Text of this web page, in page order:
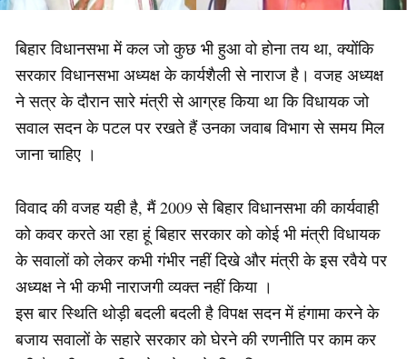
बिहार विधानसभा में कल जो कुछ भी हुआ वो होना तय था, क्योंकि
सरकार विधानसभा अध्यक्ष के कार्यशैली से नाराज है। वजह अध्यक्ष
ने सत्र के दौरान सारे मंत्री से आग्रह किया था कि विधायक जो
सवाल सदन के पटल पर रखते हैं उनका जवाब विभाग से समय मिल
जाना चाहिए ।
विवाद की वजह यही है, मैं 2009 से बिहार विधानसभा की कार्यवाही
को कवर करते आ रहा हूं बिहार सरकार को कोई भी मंत्री विधायक
के सवालों को लेकर कभी गंभीर नहीं दिखे और मंत्री के इस रवैये पर
अध्यक्ष ने भी कभी नाराजगी व्यक्त नहीं किया ।
इस बार स्थिति थोड़ी बदली बदली है विपक्ष सदन में हंगामा करने के
बजाय सवालों के सहारे सरकार को घेरने की रणनीति पर काम कर